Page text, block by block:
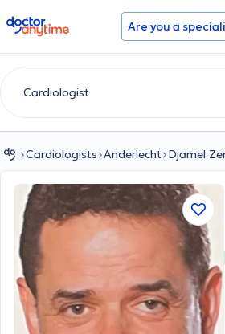
doctoranytime Are you a
Cardiologists Anderlecht Djamel